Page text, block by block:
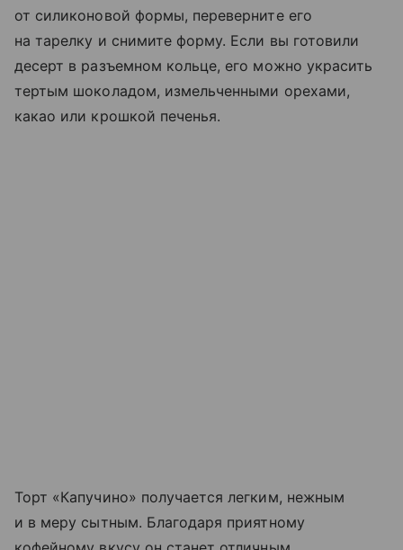
от силиконовой формы, переверните его
на тарелку и снимите форму. Если вы готовили
десерт в разъемном кольце, его можно украсить
тертым шоколадом, измельченными орехами,
какао или крошкой печенья.
Торт «Капучино» получается легким, нежным
и в меру сытным. Благодаря приятному